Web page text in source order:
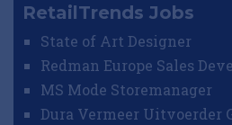
RetailTrends Jobs
State of Art Designer
Redman Europe Sales
MS Mode Storemanager
Dura Vermeer Uitvoerder